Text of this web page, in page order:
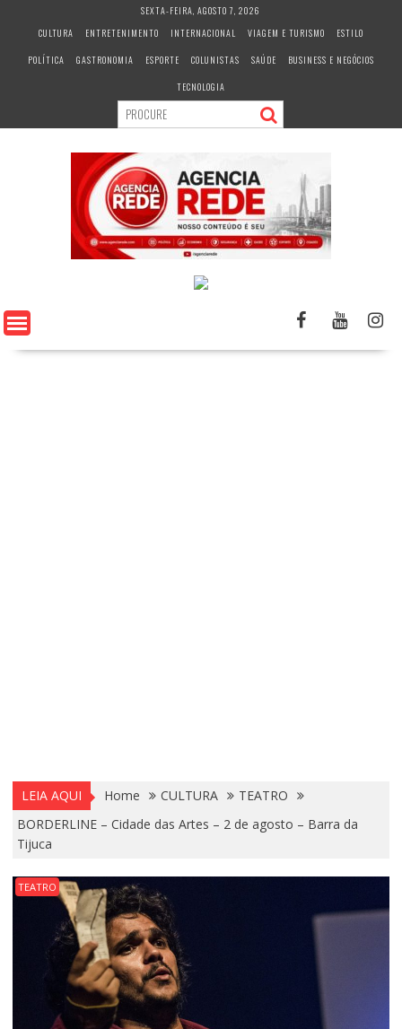
c
SEXTA-FEIRA, AGOSTO 7, 2026
CULTURA
ENTRETENIMENTO INTERNACIONAL VIAGEM E TURISMO
ESTILO
POLÍTICA
GASTRONOMIA ESPORTE COLUNISTAS SAÚDE
BUSINESS E NEGÓCIOS
TECNOLOGIA
LEIA AQUI Home CULTURA
TEATRO
BORDERLINE – Cidade das Artes – 2 de agosto – Barra da
Tijuca
TEATRO